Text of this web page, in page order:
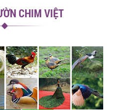
CHIM VIỆT